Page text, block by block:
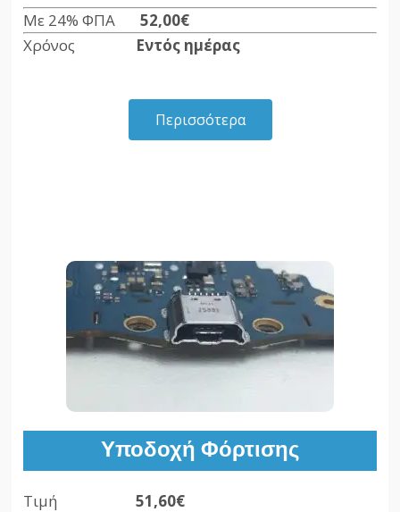
Με 24% ΦΠΑ52,00€
Χρόνος Εντός ημέρας
Περισσότερα
Υποδοχή Φόρτισης
Τιμή51,60€